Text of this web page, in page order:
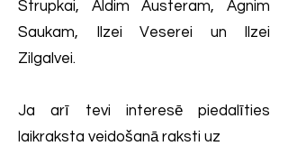
Strupkai, Aldim Austeram, Agnim
Saukam, Ilzei Veserei un Ilzei
Zilgalvei.
Ja arī tevi interesē piedalīties
laikraksta veidošanā raksti uz